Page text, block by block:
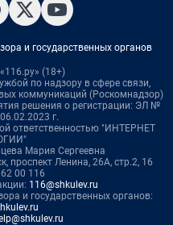
и государственных органов
(18+)
по надзору в сфере связи,
коммуникаций (Роскомнадзор)
решения о регистрации: ЭЛ №
г.
ответственностью "ИНТЕРНЕТ
Мария Сергеевна
проспект Ленина, 26А, стр.2, 16
00 116
116@shkulev.ru
и государственных органов: